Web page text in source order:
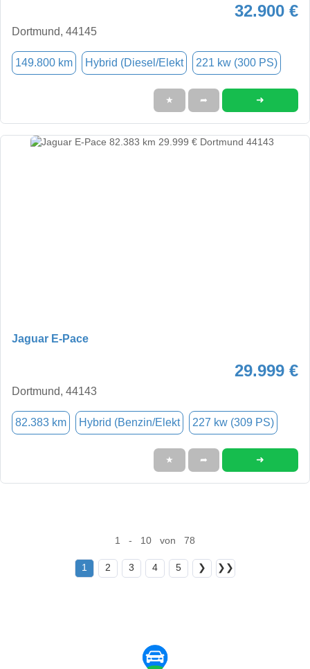
32.900 €
Dortmund, 44145
149.800 km Hybrid (Diesel/Elekt 221 kw (300 PS)
★ ➦ ➜
Jaguar E-Pace
29.999 €
Dortmund, 44143
82.383 km Hybrid (Benzin/Elekt 227 kw (309 PS)
★ ➦ ➜
1 - 10 von 78
1 2 3 4 5 ❯ ❯❯